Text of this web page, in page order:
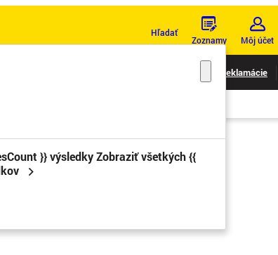
}} výsledky Zobraziť všetkých {{
Hľadať
Zoznamy Môj účet
Reklamácie